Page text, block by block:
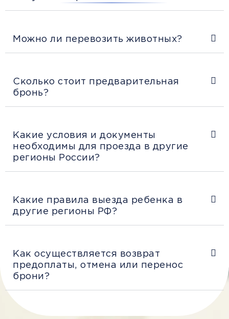
Можно ли перевозить животных?
Сколько стоит предварительная
бронь?
Какие условия и документы
необходимы для проезда в другие
регионы России?
Какие правила выезда ребенка в
другие регионы РФ?
Как осуществляется возврат
предоплаты, отмена или перенос
брони?